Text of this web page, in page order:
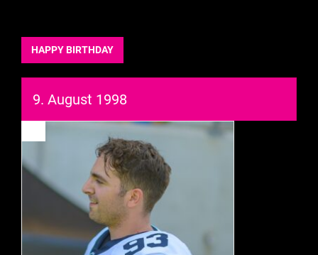
HAPPY BIRTHDAY
9. August 1998